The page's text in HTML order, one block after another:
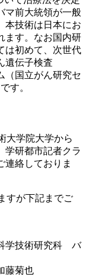
マ前大統領が一般
本技術は日本にお
ます。なお国内研
は初めて、次世代
遺伝子検査
（国立がん研究セ
す。
大学院大学から
学研都市記者クラ
連絡しておりま
すが下記までご
学技術研究科 バ
菊也